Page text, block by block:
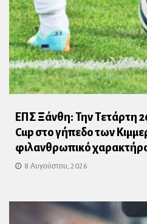
ΕΠΣ Ξάνθη: Την Τετάρτη
Cup στο γήπεδο των
φιλανθρωπικό
8 Αυγούστου, 2026